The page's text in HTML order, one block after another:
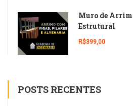
Muro de
Estrutural
R$399,00
POSTS RECENTES